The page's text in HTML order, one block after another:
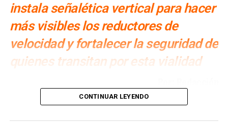
instala señalética vertical para hacer
más visibles los reductores de
velocidad y fortalecer la seguridad de
quienes transitan por esta vialidad
alcalde Enrique Galindo Ceballos
CONTINUAR LEYENDO